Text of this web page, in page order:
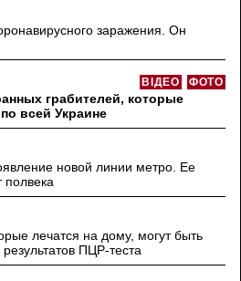
заражения. Он
ФОТО
ВІДЕО
грабителей, которые
всей Украине
новой линии метро. Ее
полвека
лечатся на дому, могут быть
ПЦР-теста